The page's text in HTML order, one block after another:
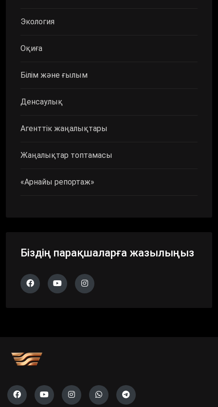
Экология
Оқиға
Білім және ғылым
Денсаулық
Агенттік жаңалықтары
Жаңалықтар топтамасы
«Арнайы репортаж»
Біздің парақшаларға жазылыңыз